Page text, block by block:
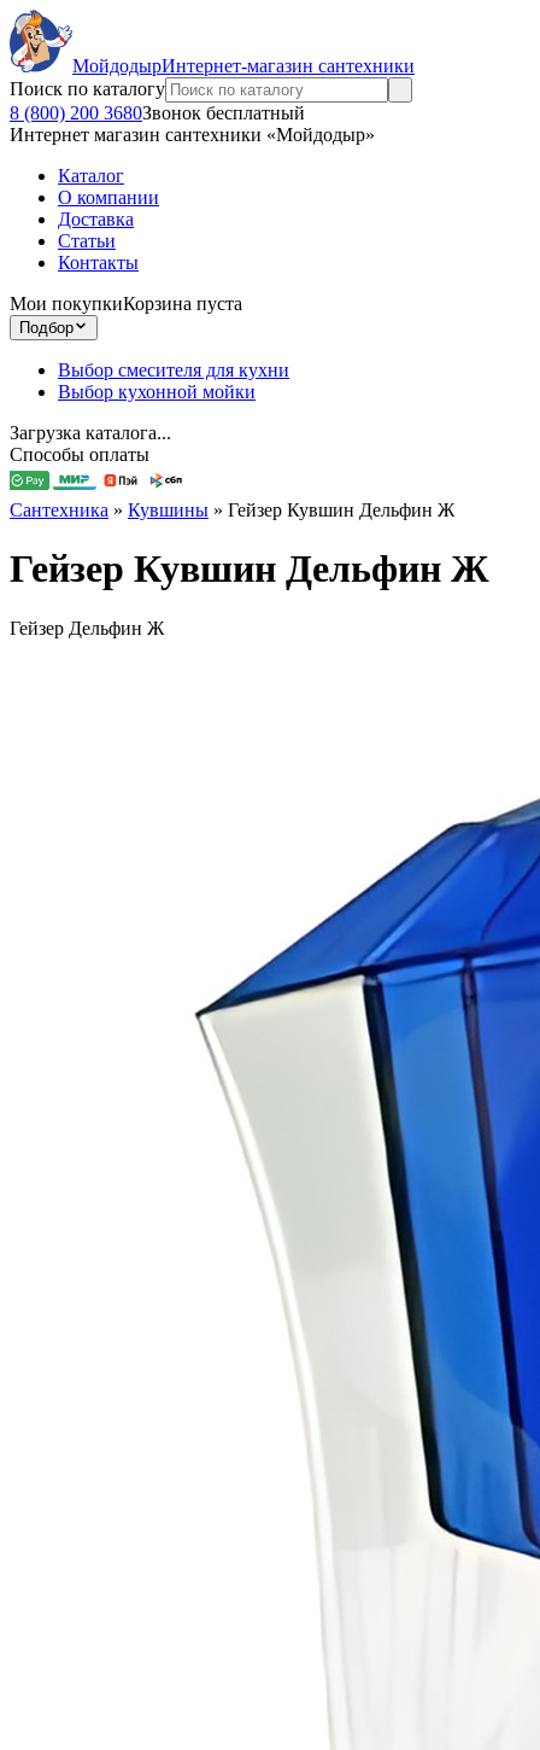
МойдодырИнтернет-магазин сантехники
Поиск по каталогу
8 (800) 200 3680Звонок бесплатный
Интернет магазин сантехники «Мойдодыр»
Каталог
О компании
Доставка
Статьи
Контакты
Мои покупкиКорзина пуста
Подбор
Выбор смесителя для кухни
Выбор кухонной мойки
Загрузка каталога...
Способы оплаты
Сантехника » Кувшины » Гейзер Кувшин Дельфин Ж
Гейзер Кувшин Дельфин Ж
Гейзер Дельфин Ж